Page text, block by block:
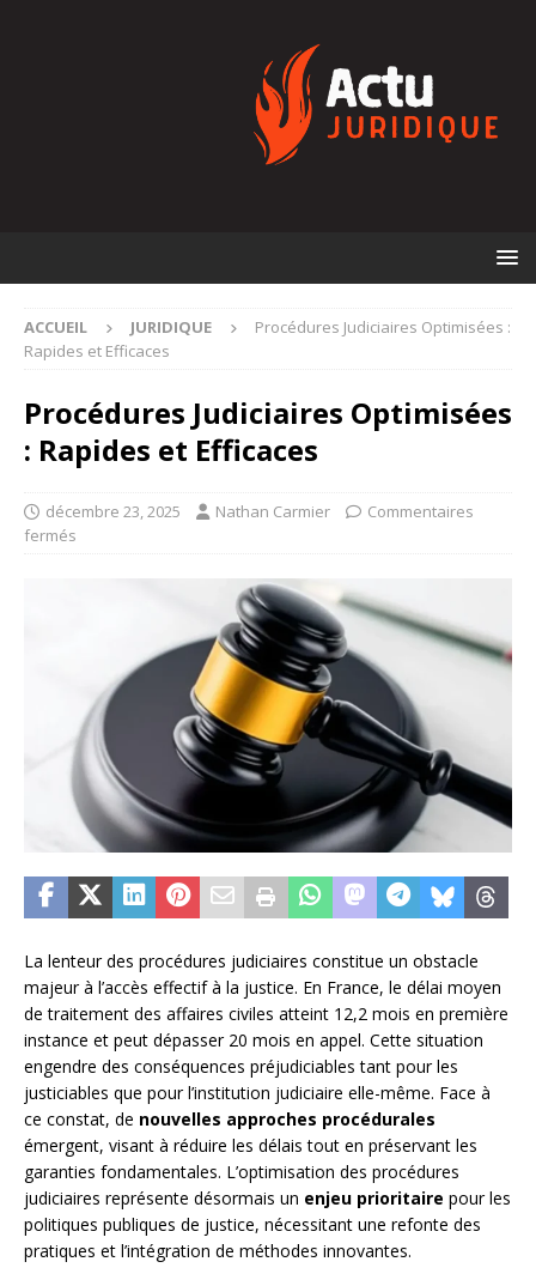
ACCUEIL JURIDIQUE
Procédures Judiciaires Optimisées :
Rapides et Efficaces
Procédures Judiciaires Optimisées
: Rapides et Efficaces
décembre 23, 2025 Nathan Carmier
Commentaires
fermés
La lenteur des procédures judiciaires constitue un obstacle
majeur à l’accès effectif à la justice. En France, le délai moyen
de traitement des affaires civiles atteint 12,2 mois en première
instance et peut dépasser 20 mois en appel. Cette situation
engendre des conséquences préjudiciables tant pour les
justiciables que pour l’institution judiciaire elle-même. Face à
ce constat, de nouvelles approches procédurales
émergent, visant à réduire les délais tout en préservant les
garanties fondamentales. L’optimisation des procédures
judiciaires représente désormais un enjeu prioritaire pour les
politiques publiques de justice, nécessitant une refonte des
pratiques et l’intégration de méthodes innovantes.